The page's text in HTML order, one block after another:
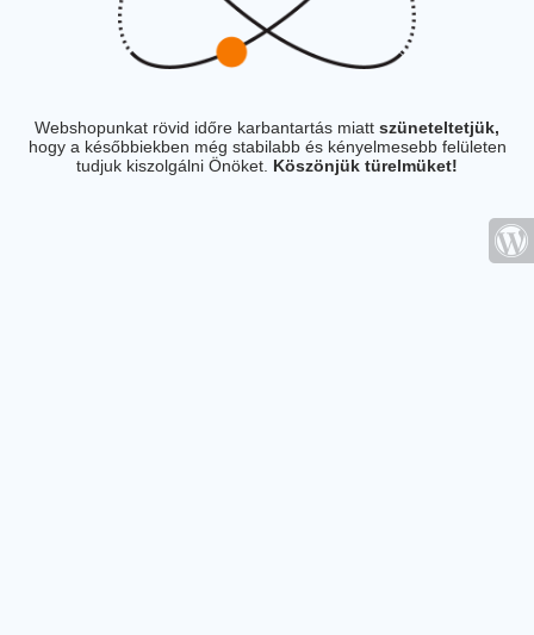
Webshopunkat rövid időre karbantartás miatt szüneteltetjük,
hogy a későbbiekben még stabilabb és kényelmesebb felületen
tudjuk kiszolgálni Önöket. Köszönjük türelmüket!